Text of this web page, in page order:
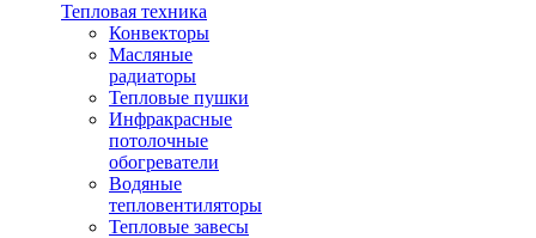
Тепловая техника
Конвекторы
Масляные
радиаторы
Тепловые пушки
Инфракрасные
потолочные
обогреватели
Водяные
тепловентиляторы
Тепловые завесы